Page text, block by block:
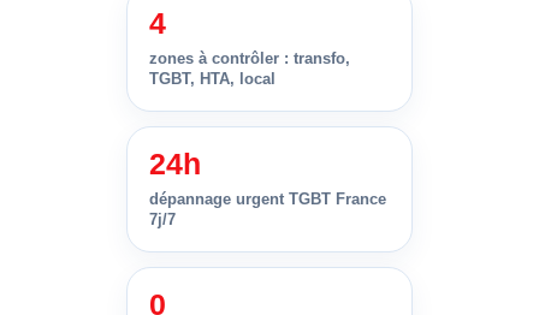
4
zones à contrôler : transfo,
TGBT, HTA, local
24h
dépannage urgent TGBT France
7j/7
0